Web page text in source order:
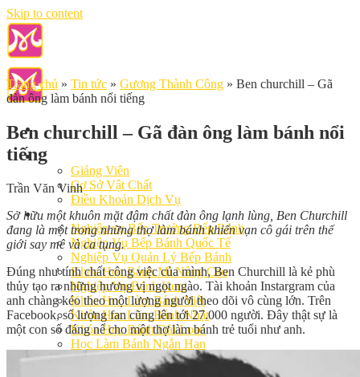
Skip to content
Giới Thiệu
Giảng Viên
Cơ Sở Vật Chất
Điều Khoản Dịch Vụ
Học Làm Bánh
Nghiệp vụ Bếp Trưởng Bếp Bánh
Nghiệp Vụ Bếp Bánh Quốc Tế
Nghiệp Vụ Quản Lý Bếp Bánh
Khóa Học Bánh Mì Nâng Cao
Nghiệp Vụ Bánh Kem
Khóa Học Làm Bánh Việt
Khóa Học Làm Bánh Nhật
Khóa Học Bánh Đài Loan
Học Làm Bánh Ngắn Hạn
Khóa Học Bánh Kinh Doanh
Khóa Học Handmade Mini Cake
Trang chủ » Tin tức » Gương Thành Công » Ben churchill – Gã
đàn ông làm bánh nổi tiếng
Ben churchill – Gã đàn ông làm bánh nổi
tiếng
Trần Văn Vinh
Sở hữu một khuôn mặt đậm chất đàn ông lạnh lùng, Ben Churchill
đang là một trong những thợ làm bánh khiến vạn cô gái trên thế
giới say mê và ca tụng.
Đúng như tính chất công việc của mình, Ben Churchill là kẻ phù
thủy tạo ra những hương vị ngọt ngào. Tài khoản Instargram của
anh chàng kéo theo một lượng người theo dõi vô cùng lớn. Trên
Facebook, số lượng fan cũng lên tới 27.000 người. Đây thật sự là
một con số đáng nể cho một thợ làm bánh trẻ tuổi như anh.